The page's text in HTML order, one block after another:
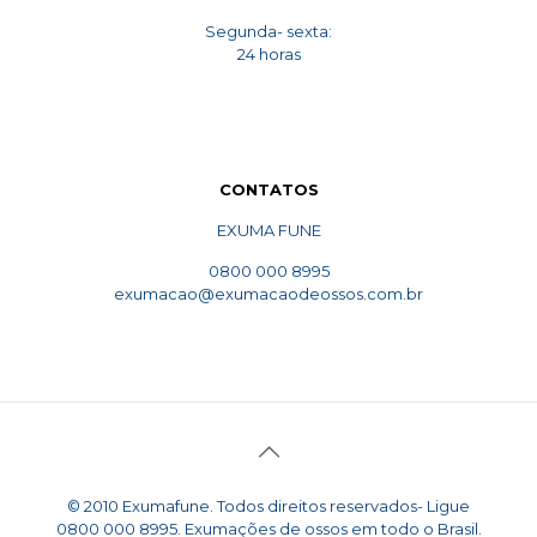
Segunda- sexta:
24 horas
CONTATOS
EXUMA FUNE
0800 000 8995
exumacao@exumacaodeossos.com.br
© 2010 Exumafune. Todos direitos reservados- Ligue
0800 000 8995. Exumações de ossos em todo o Brasil.